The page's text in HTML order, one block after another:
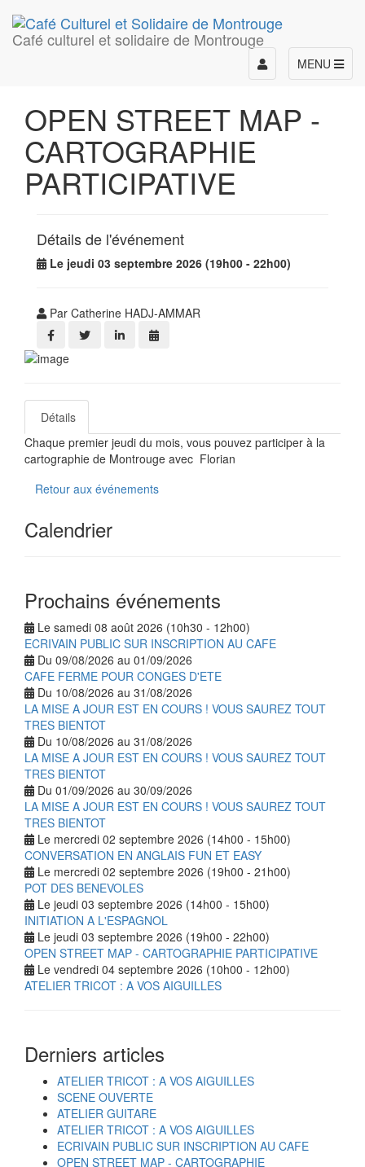
Café culturel et solidaire de Montrouge
MENU
Toggle
navigation
OPEN STREET MAP -
CARTOGRAPHIE
PARTICIPATIVE
Détails de l'événement
Le jeudi 03 septembre 2026 (19h00 - 22h00)
Par Catherine HADJ-AMMAR
Détails
Chaque premier jeudi du mois, vous pouvez participer à la
cartographie de Montrouge avec Florian
Retour aux événements
Calendrier
Prochains événements
Le samedi 08 août 2026 (10h30 - 12h00)
ECRIVAIN PUBLIC SUR INSCRIPTION AU CAFE
Du 09/08/2026 au 01/09/2026
CAFE FERME POUR CONGES D'ETE
Du 10/08/2026 au 31/08/2026
LA MISE A JOUR EST EN COURS ! VOUS SAUREZ TOUT
TRES BIENTOT
Du 10/08/2026 au 31/08/2026
LA MISE A JOUR EST EN COURS ! VOUS SAUREZ TOUT
TRES BIENTOT
Du 01/09/2026 au 30/09/2026
LA MISE A JOUR EST EN COURS ! VOUS SAUREZ TOUT
TRES BIENTOT
Le mercredi 02 septembre 2026 (14h00 - 15h00)
CONVERSATION EN ANGLAIS FUN ET EASY
Le mercredi 02 septembre 2026 (19h00 - 21h00)
POT DES BENEVOLES
Le jeudi 03 septembre 2026 (14h00 - 15h00)
INITIATION A L'ESPAGNOL
Le jeudi 03 septembre 2026 (19h00 - 22h00)
OPEN STREET MAP - CARTOGRAPHIE PARTICIPATIVE
Le vendredi 04 septembre 2026 (10h00 - 12h00)
ATELIER TRICOT : A VOS AIGUILLES
Derniers articles
ATELIER TRICOT : A VOS AIGUILLES
SCENE OUVERTE
ATELIER GUITARE
ATELIER TRICOT : A VOS AIGUILLES
ECRIVAIN PUBLIC SUR INSCRIPTION AU CAFE
OPEN STREET MAP - CARTOGRAPHIE